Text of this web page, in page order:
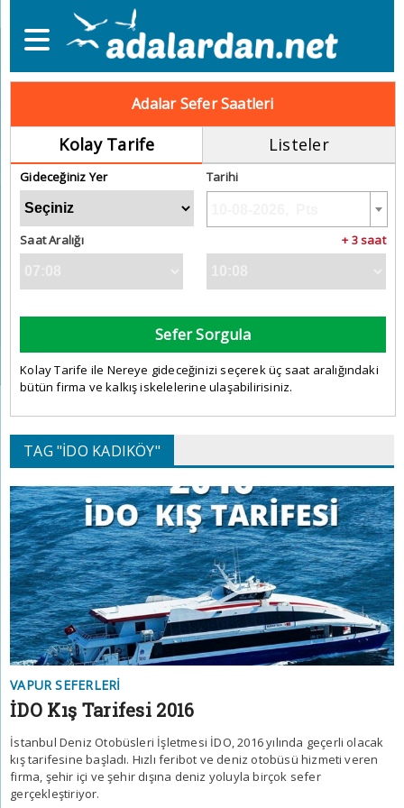
Adalar Sefer Saatleri
Kolay Tarife Listeler
Gideceğiniz Yer Tarihi
Saat Aralığı + 3 saat
Sefer Sorgula
Kolay Tarife ile Nereye gideceğinizi seçerek üç saat aralığındaki
bütün firma ve kalkış iskelelerine ulaşabilirisiniz.
TAG "İDO KADIKÖY"
VAPUR SEFERLERI
İDO Kış Tarifesi 2016
İstanbul Deniz Otobüsleri İşletmesi İDO, 2016 yılında geçerli olacak
kış tarifesine başladı. Hızlı feribot ve deniz otobüsü hizmeti veren
firma, şehir içi ve şehir dışına deniz yoluyla birçok sefer
gerçekleştiriyor.